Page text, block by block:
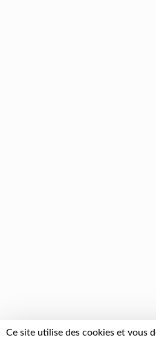
Ce site utilise des cookies et vous